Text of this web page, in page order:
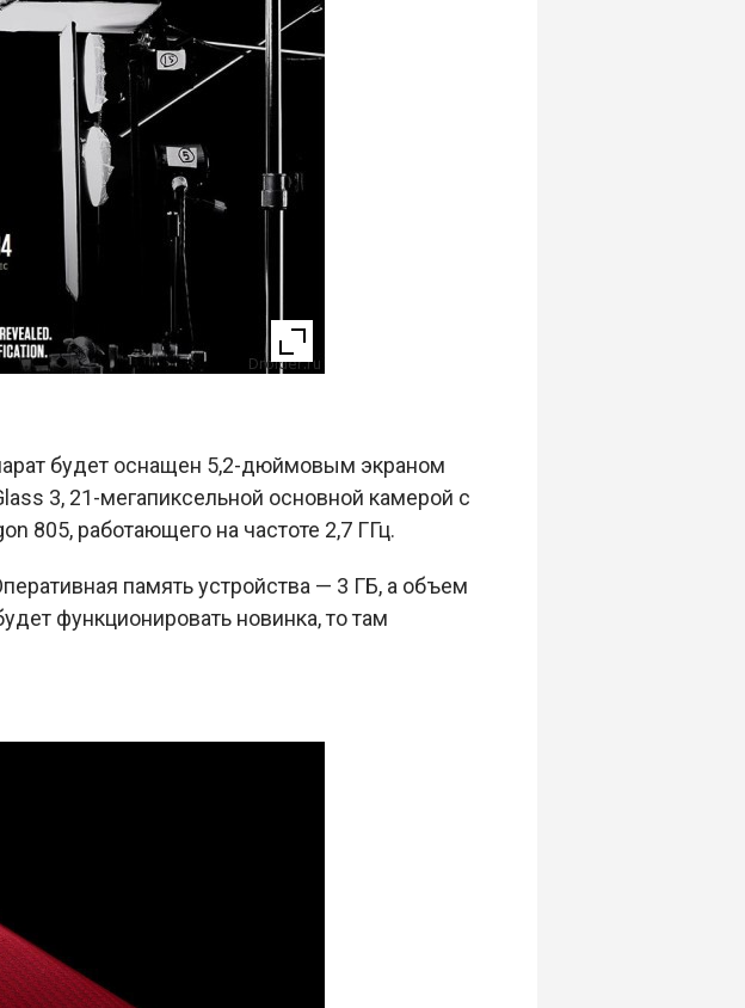
будет оснащен 5,2-дюймовым экраном
3, 21-мегапиксельной основной камерой с
805, работающего на частоте 2,7 ГГц.
память устройства — 3 ГБ, а объем
функционировать новинка, то там